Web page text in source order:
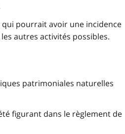
pourrait avoir une incidence
autres activités possibles.
patrimoniales naturelles
figurant dans le règlement de